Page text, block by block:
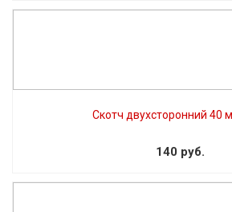
Скотч двухсторонний 40
140 руб.